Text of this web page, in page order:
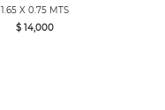
1.65 X 0.75 MTS
$ 14,000